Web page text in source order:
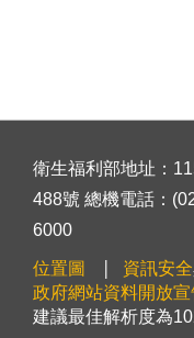
衛生福利部地址：
488號 總機電話：
6000
位置圖 資訊安全
政府網站資料開放宣
建議最佳解析度為